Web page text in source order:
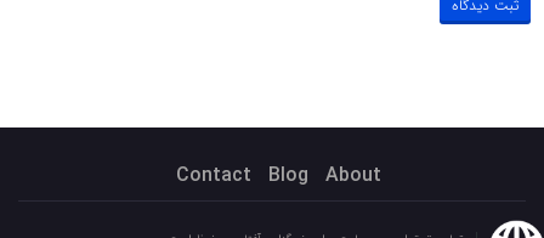
About
Blog
Contact